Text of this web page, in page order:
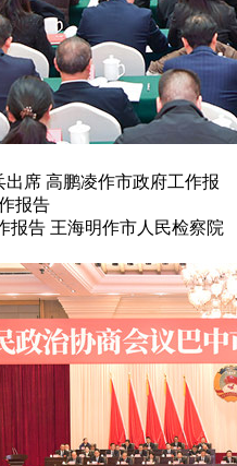
席 高鹏凌作市政府工作报
报告
报告 王海明作市人民检察院